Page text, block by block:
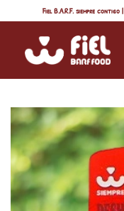
Fiel B.A.R.F. siempre